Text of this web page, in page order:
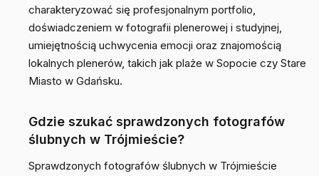
charakteryzować się profesjonalnym portfolio,
doświadczeniem w fotografii plenerowej i studyjnej,
umiejętnością uchwycenia emocji oraz znajomością
lokalnych plenerów, takich jak plaże w Sopocie czy Stare
Miasto w Gdańsku.
Gdzie szukać sprawdzonych fotografów
ślubnych w Trójmieście?
Sprawdzonych fotografów ślubnych w Trójmieście